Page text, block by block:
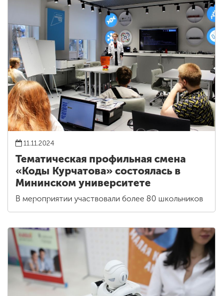
11.11.2024
Тематическая профильная смена
«Коды Курчатова» состоялась в
Мининском университете
В мероприятии участвовали более 80 школьников